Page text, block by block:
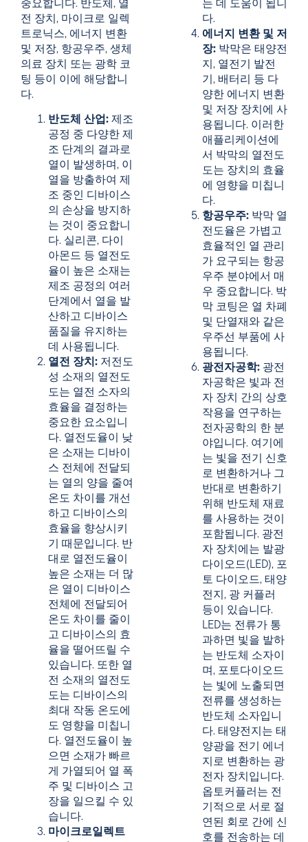
중요합니다. 반도체, 열
전 장치, 마이크로 일렉
트로닉스, 에너지 변환
및 저장, 항공우주, 생체
의료 장치 또는 광학 코
팅 등이 이에 해당합니
다.
반도체 산업: 제조
공정 중 다양한 제
조 단계의 결과로
열이 발생하며, 이
열을 방출하여 제
조 중인 디바이스
의 손상을 방지하
는 것이 중요합니
다. 실리콘, 다이
아몬드 등 열전도
율이 높은 소재는
제조 공정의 여러
단계에서 열을 발
산하고 디바이스
품질을 유지하는
데 사용됩니다.
열전 장치: 저전도
성 소재의 열전도
도는 열전 소자의
효율을 결정하는
중요한 요소입니
다. 열전도율이 낮
은 소재는 디바이
스 전체에 전달되
는 열의 양을 줄여
온도 차이를 개선
하고 디바이스의
효율을 향상시키
기 때문입니다. 반
대로 열전도율이
높은 소재는 더 많
은 열이 디바이스
전체에 전달되어
온도 차이를 줄이
고 디바이스의 효
율을 떨어뜨릴 수
있습니다. 또한 열
전 소재의 열전도
도는 디바이스의
최대 작동 온도에
도 영향을 미칩니
다. 열전도율이 높
으면 소재가 빠르
게 가열되어 열 폭
주 및 디바이스 고
장을 일으킬 수 있
습니다.
마이크로일렉트
는 데 도움이 됩니
다.
에너지 변환 및 저
장: 박막은 태양전
지, 열전기 발전
기, 배터리 등 다
양한 에너지 변환
및 저장 장치에 사
용됩니다. 이러한
애플리케이션에
서 박막의 열전도
도는 장치의 효율
에 영향을 미칩니
다.
항공우주: 박막 열
전도율은 가볍고
효율적인 열 관리
가 요구되는 항공
우주 분야에서 매
우 중요합니다. 박
막 코팅은 열 차폐
및 단열재와 같은
우주선 부품에 사
용됩니다.
광전자공학: 광전
자공학은 빛과 전
자 장치 간의 상호
작용을 연구하는
전자공학의 한 분
야입니다. 여기에
는 빛을 전기 신호
로 변환하거나 그
반대로 변환하기
위해 반도체 재료
를 사용하는 것이
포함됩니다. 광전
자 장치에는 발광
다이오드(LED), 포
토 다이오드, 태양
전지, 광 커플러
등이 있습니다.
LED는 전류가 통
과하면 빛을 발하
는 반도체 소자이
며, 포토다이오드
는 빛에 노출되면
전류를 생성하는
반도체 소자입니
다. 태양전지는 태
양광을 전기 에너
지로 변환하는 광
전자 장치입니다.
옵토커플러는 전
기적으로 서로 절
연된 회로 간에 신
호를 전송하는 데